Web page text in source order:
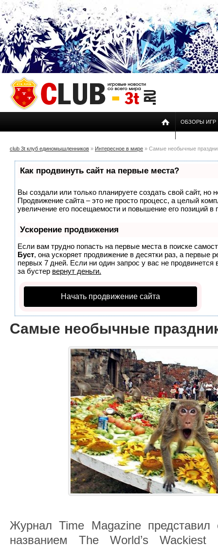
ОБЗОРЫ ИГР
club 3t клуб единомышленников » Интересное в мире » Самые необычные
Как продвинуть сайт на первые места?
Вы создали или только планируете создать свой сайт, но
Продвижение сайта – это не просто процесс, а целый
увеличение его посещаемости и повышение его позиций в
Ускорение продвижения
Если вам трудно попасть на первые места в поиске
Буст, она ускоряет продвижение в десятки раз, а первые
первых 7 дней. Если ни один запрос у вас не продвинется
за бустер вернут деньги.
Начать продвижение сайта
Самые необычные
Журнал Time Magazine
названием The World’s Wackiest